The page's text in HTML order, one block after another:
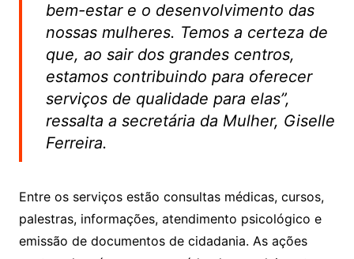
bem-estar e o desenvolvimento das
nossas mulheres. Temos a certeza de
que, ao sair dos grandes centros,
estamos contribuindo para oferecer
serviços de qualidade para elas”,
ressalta a secretária da Mulher, Giselle
Ferreira.
Entre os serviços estão consultas médicas, cursos,
palestras, informações, atendimento psicológico e
emissão de documentos de cidadania. As ações